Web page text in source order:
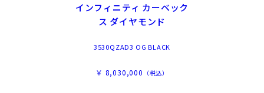
インフィニティ カーベック
ス ダイヤモンド
3530QZAD3 OG BLACK
￥ 8,030,000 （税込）